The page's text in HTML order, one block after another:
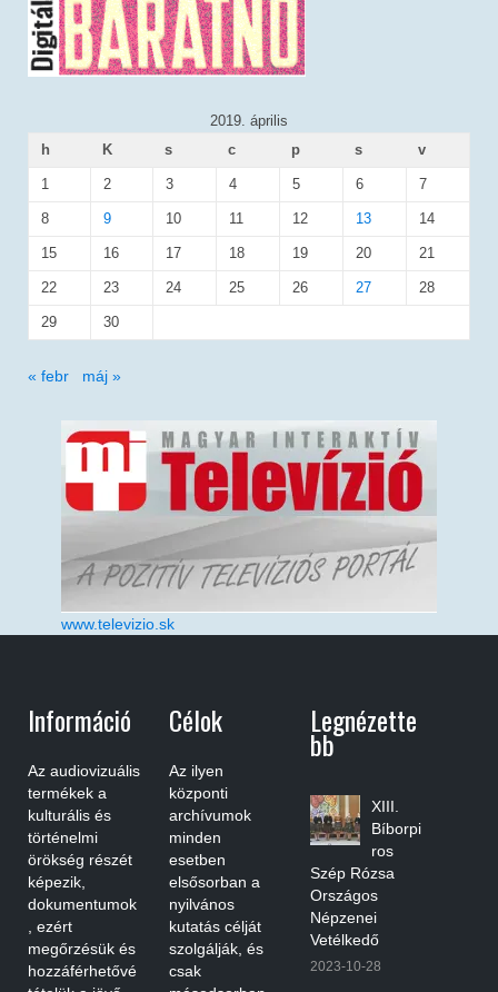
2019. április
h
K s c p s v
1 2 3 4 5 6 7
8 9 10 11 12 13 14
15 16 17 18 19 20 21
22 23 24 25 26 27 28
29 30
« febr máj »
www.televizio.sk
Információ
Az audiovizuális
termékek a
kulturális és
történelmi
örökség részét
képezik,
dokumentumok
, ezért
megőrzésük és
hozzáférhetővé
Célok
Az ilyen
központi
archívumok
minden
esetben
elsősorban a
nyilvános
kutatás célját
szolgálják, és
csak
Legnézette
Bb
XIII.
Bíborpi
ros
Szép Rózsa
Országos
Népzenei
Vetélkedő
2023-10-28